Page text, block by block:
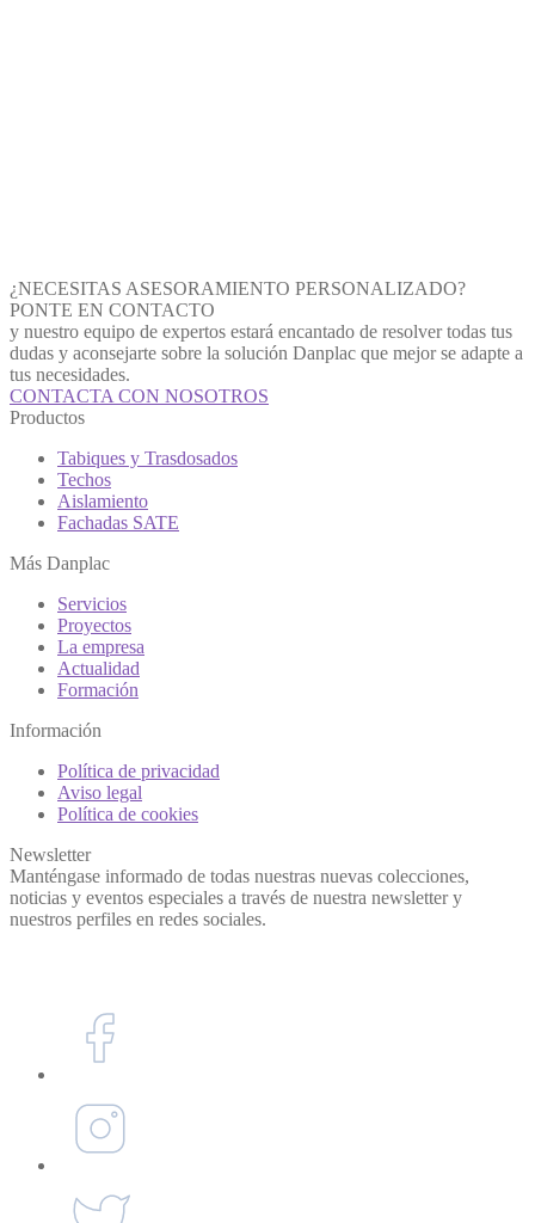
¿NECESITAS ASESORAMIENTO PERSONALIZADO?
PONTE EN CONTACTO
y nuestro equipo de expertos estará encantado de resolver todas tus
dudas y aconsejarte sobre la solución Danplac que mejor se adapte a
tus necesidades.
CONTACTA CON NOSOTROS
Productos
Tabiques y Trasdosados
Techos
Aislamiento
Fachadas SATE
Más Danplac
Servicios
Proyectos
La empresa
Actualidad
Formación
Información
Política de privacidad
Aviso legal
Política de cookies
Newsletter
Manténgase informado de todas nuestras nuevas colecciones,
noticias y eventos especiales a través de nuestra newsletter y
nuestros perfiles en redes sociales.